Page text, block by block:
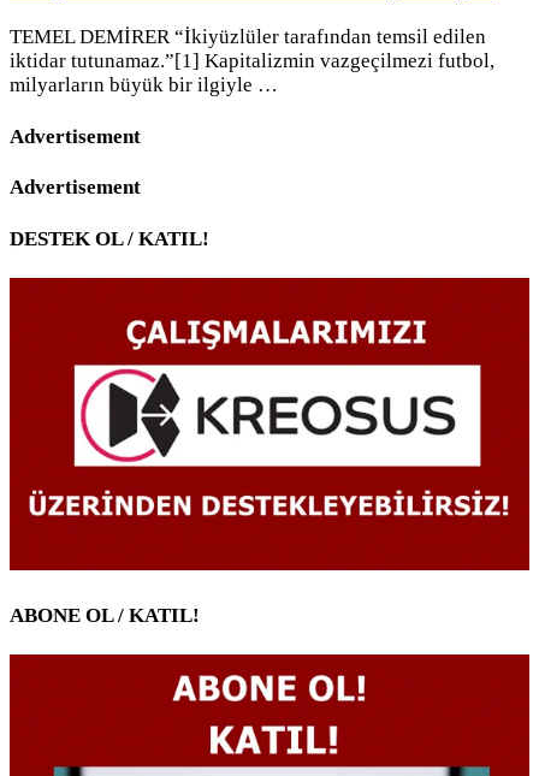
TEMEL DEMİRER “İkiyüzlüler tarafından temsil edilen
iktidar tutunamaz.”[1] Kapitalizmin vazgeçilmezi futbol,
milyarların büyük bir ilgiyle …
Advertisement
Advertisement
DESTEK OL / KATIL!
ABONE OL / KATIL!